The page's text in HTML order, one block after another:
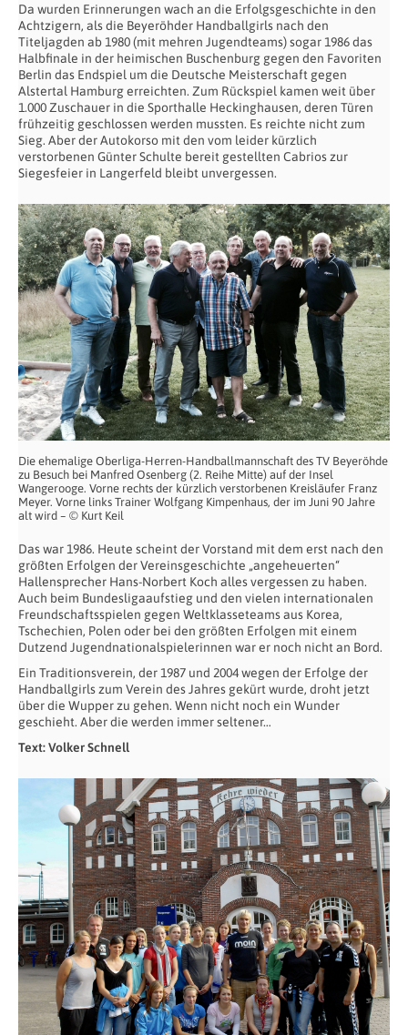
Da wurden Erinnerungen wach an die Erfolgsgeschichte in den
Achtzigern, als die Beyeröhder Handballgirls nach den
Titeljagden ab 1980 (mit mehren Jugendteams) sogar 1986 das
Halbfinale in der heimischen Buschenburg gegen den Favoriten
Berlin das Endspiel um die Deutsche Meisterschaft gegen
Alstertal Hamburg erreichten. Zum Rückspiel kamen weit über
1.000 Zuschauer in die Sporthalle Heckinghausen, deren Türen
frühzeitig geschlossen werden mussten. Es reichte nicht zum
Sieg. Aber der Autokorso mit den vom leider kürzlich
verstorbenen Günter Schulte bereit gestellten Cabrios zur
Siegesfeier in Langerfeld bleibt unvergessen.
Die ehemalige Oberliga-Herren-Handballmannschaft des TV Beyeröhde
zu Besuch bei Manfred Osenberg (2. Reihe Mitte) auf der Insel
Wangerooge. Vorne rechts der kürzlich verstorbenen Kreisläufer Franz
Meyer. Vorne links Trainer Wolfgang Kimpenhaus, der im Juni 90 Jahre
alt wird – © Kurt Keil
Das war 1986. Heute scheint der Vorstand mit dem erst nach den
größten Erfolgen der Vereinsgeschichte „angeheuerten“
Hallensprecher Hans-Norbert Koch alles vergessen zu haben.
Auch beim Bundesligaaufstieg und den vielen internationalen
Freundschaftsspielen gegen Weltklasseteams aus Korea,
Tschechien, Polen oder bei den größten Erfolgen mit einem
Dutzend Jugendnationalspielerinnen war er noch nicht an Bord.
Ein Traditionsverein, der 1987 und 2004 wegen der Erfolge der
Handballgirls zum Verein des Jahres gekürt wurde, droht jetzt
über die Wupper zu gehen. Wenn nicht noch ein Wunder
geschieht. Aber die werden immer seltener…
Text: Volker Schnell